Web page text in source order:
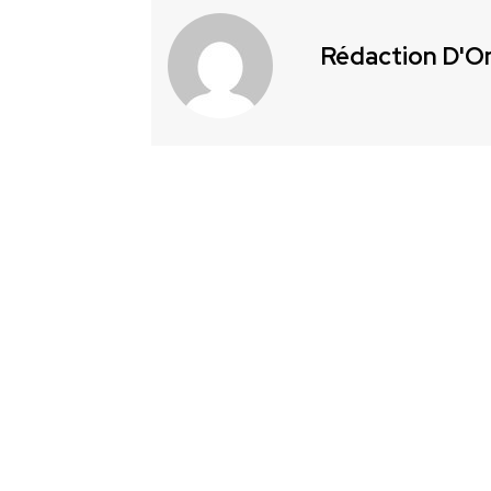
Rédaction